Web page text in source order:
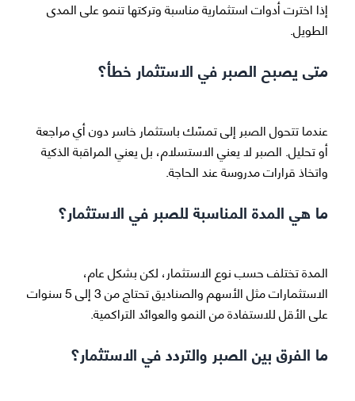
إذا اخترت أدوات استثمارية مناسبة وتركتها تنمو على المدى
الطويل.
متى يصبح الصبر في الاستثمار خطأ؟
عندما تتحول الصبر إلى تمسّك باستثمار خاسر دون أي مراجعة
أو تحليل. الصبر لا يعني الاستسلام، بل يعني المراقبة الذكية
واتخاذ قرارات مدروسة عند الحاجة.
ما هي المدة المناسبة للصبر في الاستثمار؟
المدة تختلف حسب نوع الاستثمار، لكن بشكل عام،
الاستثمارات مثل الأسهم والصناديق تحتاج من 3 إلى 5 سنوات
على الأقل للاستفادة من النمو والعوائد التراكمية.
ما الفرق بين الصبر والتردد في الاستثمار؟